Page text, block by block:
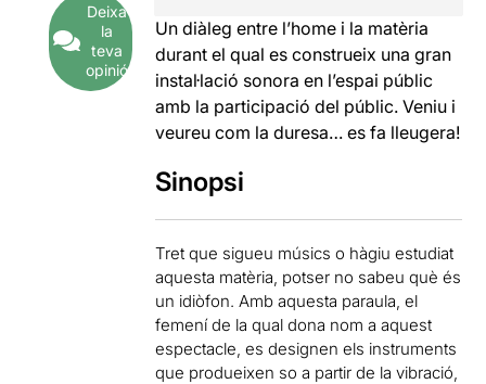
Deixa
la
teva
opinió
Un diàleg entre l’home i la matèria
durant el qual es construeix una gran
instal·lació sonora en l’espai públic
amb la participació del públic. Veniu i
veureu com la duresa… es fa lleugera!
Sinopsi
Tret que sigueu músics o hàgiu estudiat
aquesta matèria, potser no sabeu què és
un idiòfon. Amb aquesta paraula, el
femení de la qual dona nom a aquest
espectacle, es designen els instruments
que produeixen so a partir de la vibració,